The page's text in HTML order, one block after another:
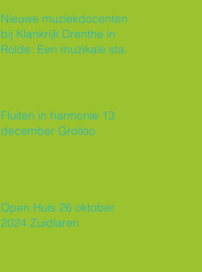
Nieuwe muziekdocenten
bij Klankrijk Drenthe in
Rolde: Een muzikale start
Fluiten in harmonie 13
december Grolloo
Open Huis 26 oktober
2024 Zuidlaren